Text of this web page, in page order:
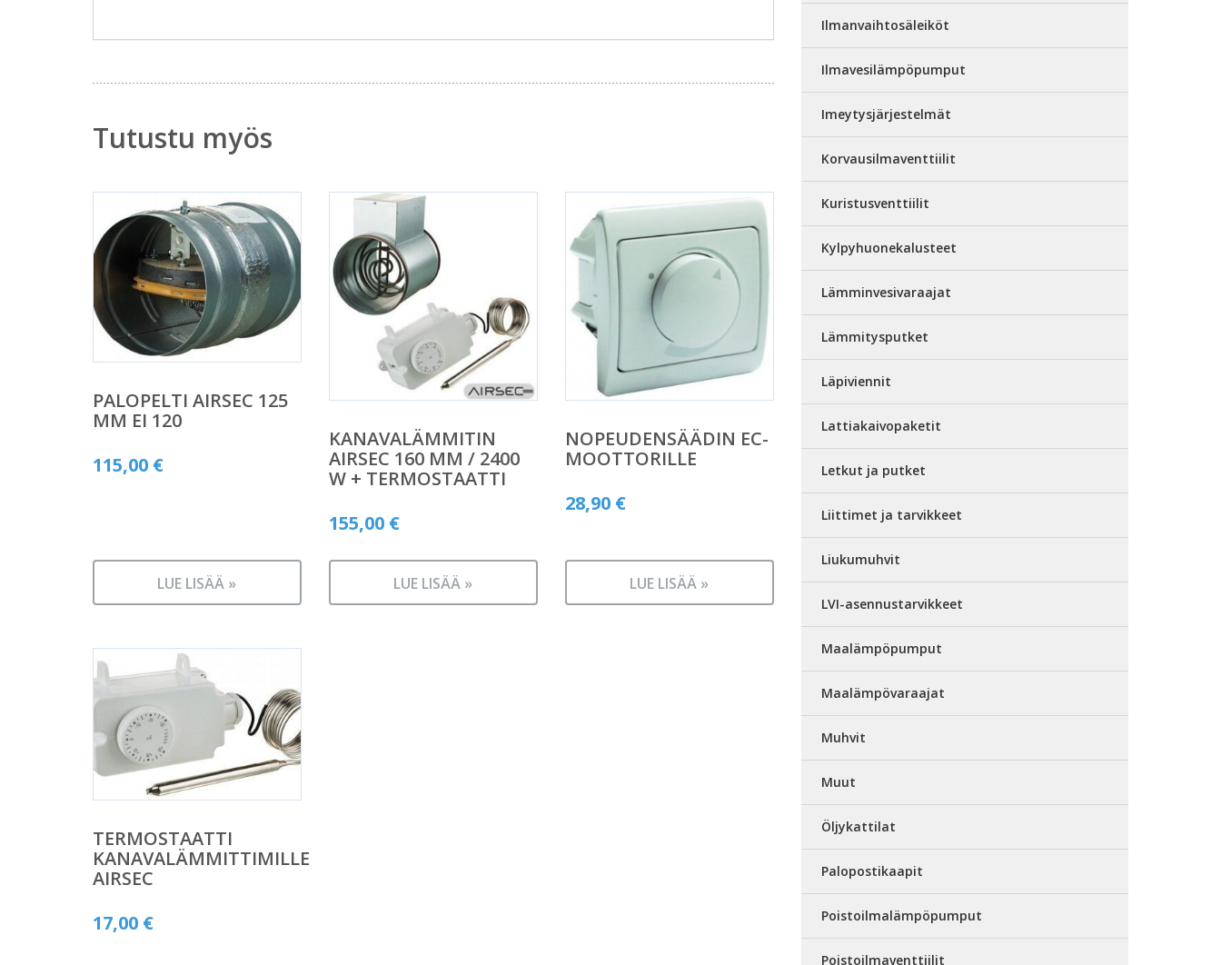
Tutustu myös
PALOPELTI AIRSEC 125
MM EI 120
115,00 €
LUE LISÄÄ »
KANAVALÄMMITIN
AIRSEC 160 MM / 2400
W + TERMOSTAATTI
155,00 €
LUE LISÄÄ »
NOPEUDENSÄÄDIN EC-
MOOTTORILLE
28,90 €
LUE LISÄÄ »
TERMOSTAATTI
KANAVALÄMMITTIMILLE
AIRSEC
17,00 €
Ilmanvaihtosäleiköt
Ilmavesilämpöpumput
Imeytysjärjestelmät
Korvausilmaventtiilit
Kuristusventtiilit
Kylpyhuonekalusteet
Lämminvesivaraajat
Lämmitysputket
Läpiviennit
Lattiakaivopaketit
Letkut ja putket
Liittimet ja tarvikkeet
Liukumuhvit
LVI-asennustarvikkeet
Maalämpöpumput
Maalämpövaraajat
Muhvit
Muut
Öljykattilat
Palopostikaapit
Poistoilmalämpöpumput
Poistoilmaventtiilit